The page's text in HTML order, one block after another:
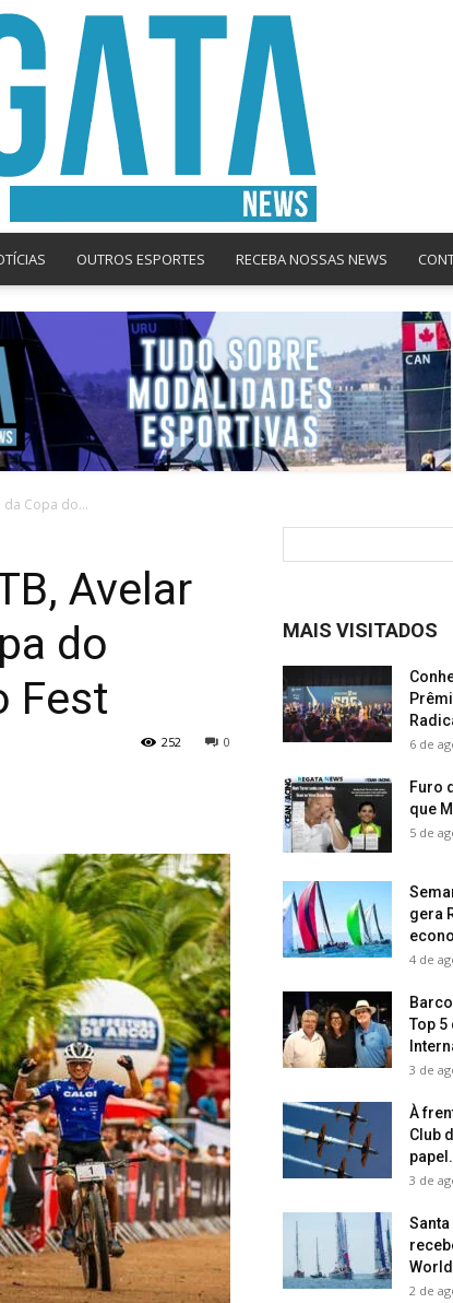
News
OUTROS ESPORTES RECEBA NOSSAS NEWS
Copa do...
Avelar
do
Fest
0
252
MAIS VISITADOS
6 de
Furo
que
5 de
gera
4 de
Top 5
3 de
À
Club
3 de
2 de